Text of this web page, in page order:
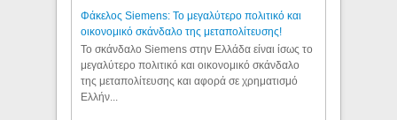
Φάκελος Siemens: Το μεγαλύτερο πολιτικό και
οικονομικό σκάνδαλο της μεταπολίτευσης!
Το σκάνδαλο Siemens στην Ελλάδα είναι ίσως το
μεγαλύτερο πολιτικό και οικονομικό σκάνδαλο
της μεταπολίτευσης και αφορά σε χρηματισμό
Ελλήν...